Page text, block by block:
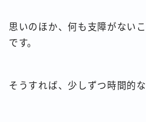
思いのほか、何も支障がない
です。
そうすれば、少しずつ時間的